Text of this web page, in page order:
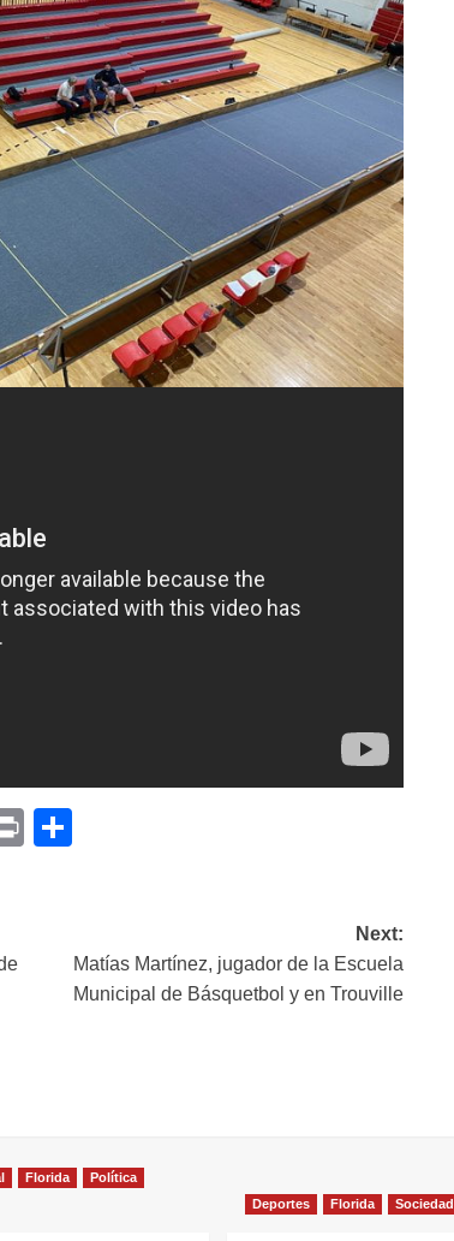
Print
Next:
Matías Martínez, jugador de la Escuela
Municipal de Básquetbol y en Trouville
Florida
Política
Deportes Florida Sociedad